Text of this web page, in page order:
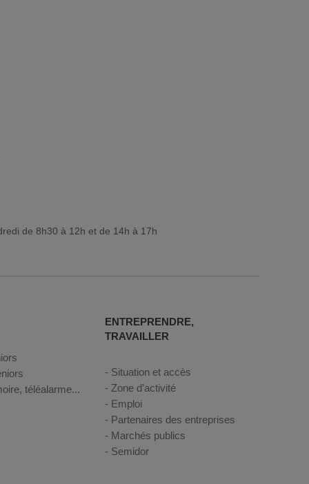
de 8h30 à 12h et de 14h à 17h
téléalarme...
ENTREPRENDRE,
TRAVAILLER
Situation et accès
Zone d’activité
Emploi
Partenaires des entreprises
Marchés publics
Semidor